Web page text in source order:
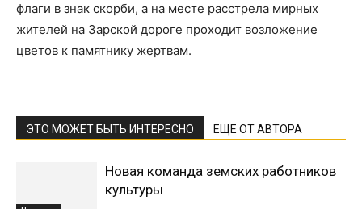
флаги в знак скорби, а на месте расстрела мирных
жителей на Зарской дороге проходит возложение
цветов к памятнику жертвам.
ЭТО МОЖЕТ БЫТЬ ИНТЕРЕСНО ЕЩЕ ОТ АВТОРА
Новая команда земских работников
культуры